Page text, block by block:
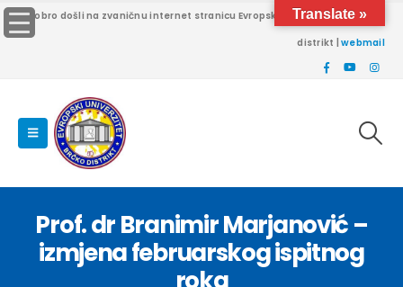
Dobro došli na zvaničnu internet stranicu Evropskog univerziteta Brčko
distrikt |webmail
Prof. dr Branimir Marjanović –
izmjena februarskog ispitnog
Translate »